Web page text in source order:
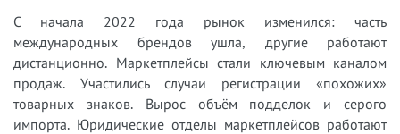
С начала 2022 года рынок изменился: часть
международных брендов ушла, другие работают
дистанционно. Маркетплейсы стали ключевым каналом
продаж. Участились случаи регистрации «похожих»
товарных знаков. Вырос объём подделок и серого
импорта. Юридические отделы маркетплейсов работают